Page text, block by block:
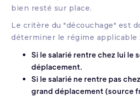
bien resté sur place.
Le critère du "découchage" est
déterminer le régime applicable :
Si le salarié rentre chez lui le
déplacement.
Si le salarié ne rentre pas
grand déplacement (source